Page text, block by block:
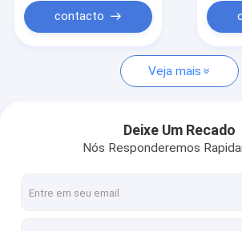
Pedir um orçamento
Sensor de medição do deslocamento
sensor da temperatura e da umidade
Giroscópio de fibra óptica
contacto
Veja mais
Deixe Um Recado
Nós Responderemos